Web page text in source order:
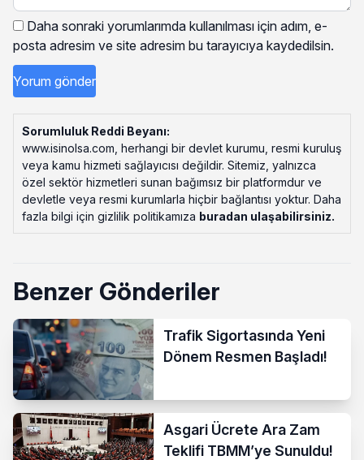
Daha sonraki yorumlarımda kullanılması için adım, e-
posta adresim ve site adresim bu tarayıcıya kaydedilsin.
Sorumluluk Reddi Beyanı:
www.isinolsa.com, herhangi bir devlet kurumu, resmi kuruluş
veya kamu hizmeti sağlayıcısı değildir. Sitemiz, yalnızca
özel sektör hizmetleri sunan bağımsız bir platformdur ve
devletle veya resmi kurumlarla hiçbir bağlantısı yoktur. Daha
fazla bilgi için gizlilik politikamıza buradan ulaşabilirsiniz.
Benzer Gönderiler
Trafik Sigortasında Yeni
Dönem Resmen Başladı!
Asgari Ücrete Ara Zam
Teklifi TBMM’ye Sunuldu!